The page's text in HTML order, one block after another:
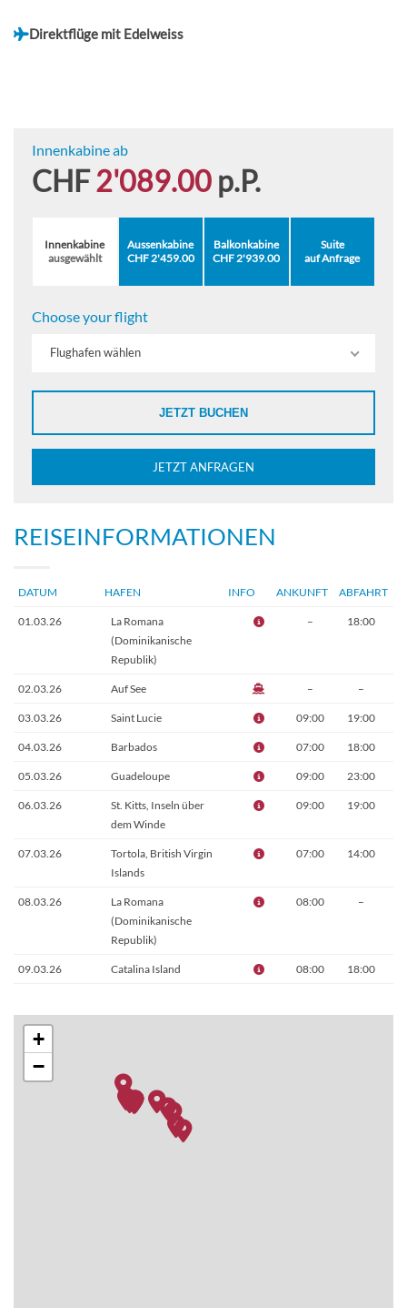
Direktflüge mit Edelweiss
Innenkabine ab
CHF2'089.00 p.P.
Innenkabine
ausgewählt
Aussenkabine
CHF 2'459.00
Balkonkabine
CHF 2'939.00
Suite
auf Anfrage
Choose your flight
Flughafen wählen
JETZT BUCHEN
JETZT ANFRAGEN
REISEINFORMATIONEN
DATUM HAFEN INFO ANKUNFT ABFAHRT
01.03.26
La Romana
(Dominikanische
Republik)
– 18:00
02.03.26 Auf See – –
03.03.26 Saint Lucie 09:00 19:00
04.03.26 Barbados 07:00 18:00
05.03.26 Guadeloupe 09:00 23:00
06.03.26
St. Kitts, Inseln über
dem Winde
09:00 19:00
07.03.26
Tortola, British Virgin
Islands
07:00 14:00
08.03.26
La Romana
(Dominikanische
Republik)
08:00 –
09.03.26 Catalina Island 08:00 18:00
11.03.26
Grand Turk
+
−